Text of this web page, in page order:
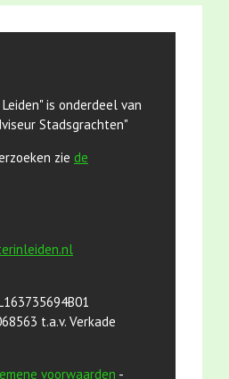
is onderdeel van
Stadsgrachten"
zie de
t.a.v. Verkade
voorwaarden -